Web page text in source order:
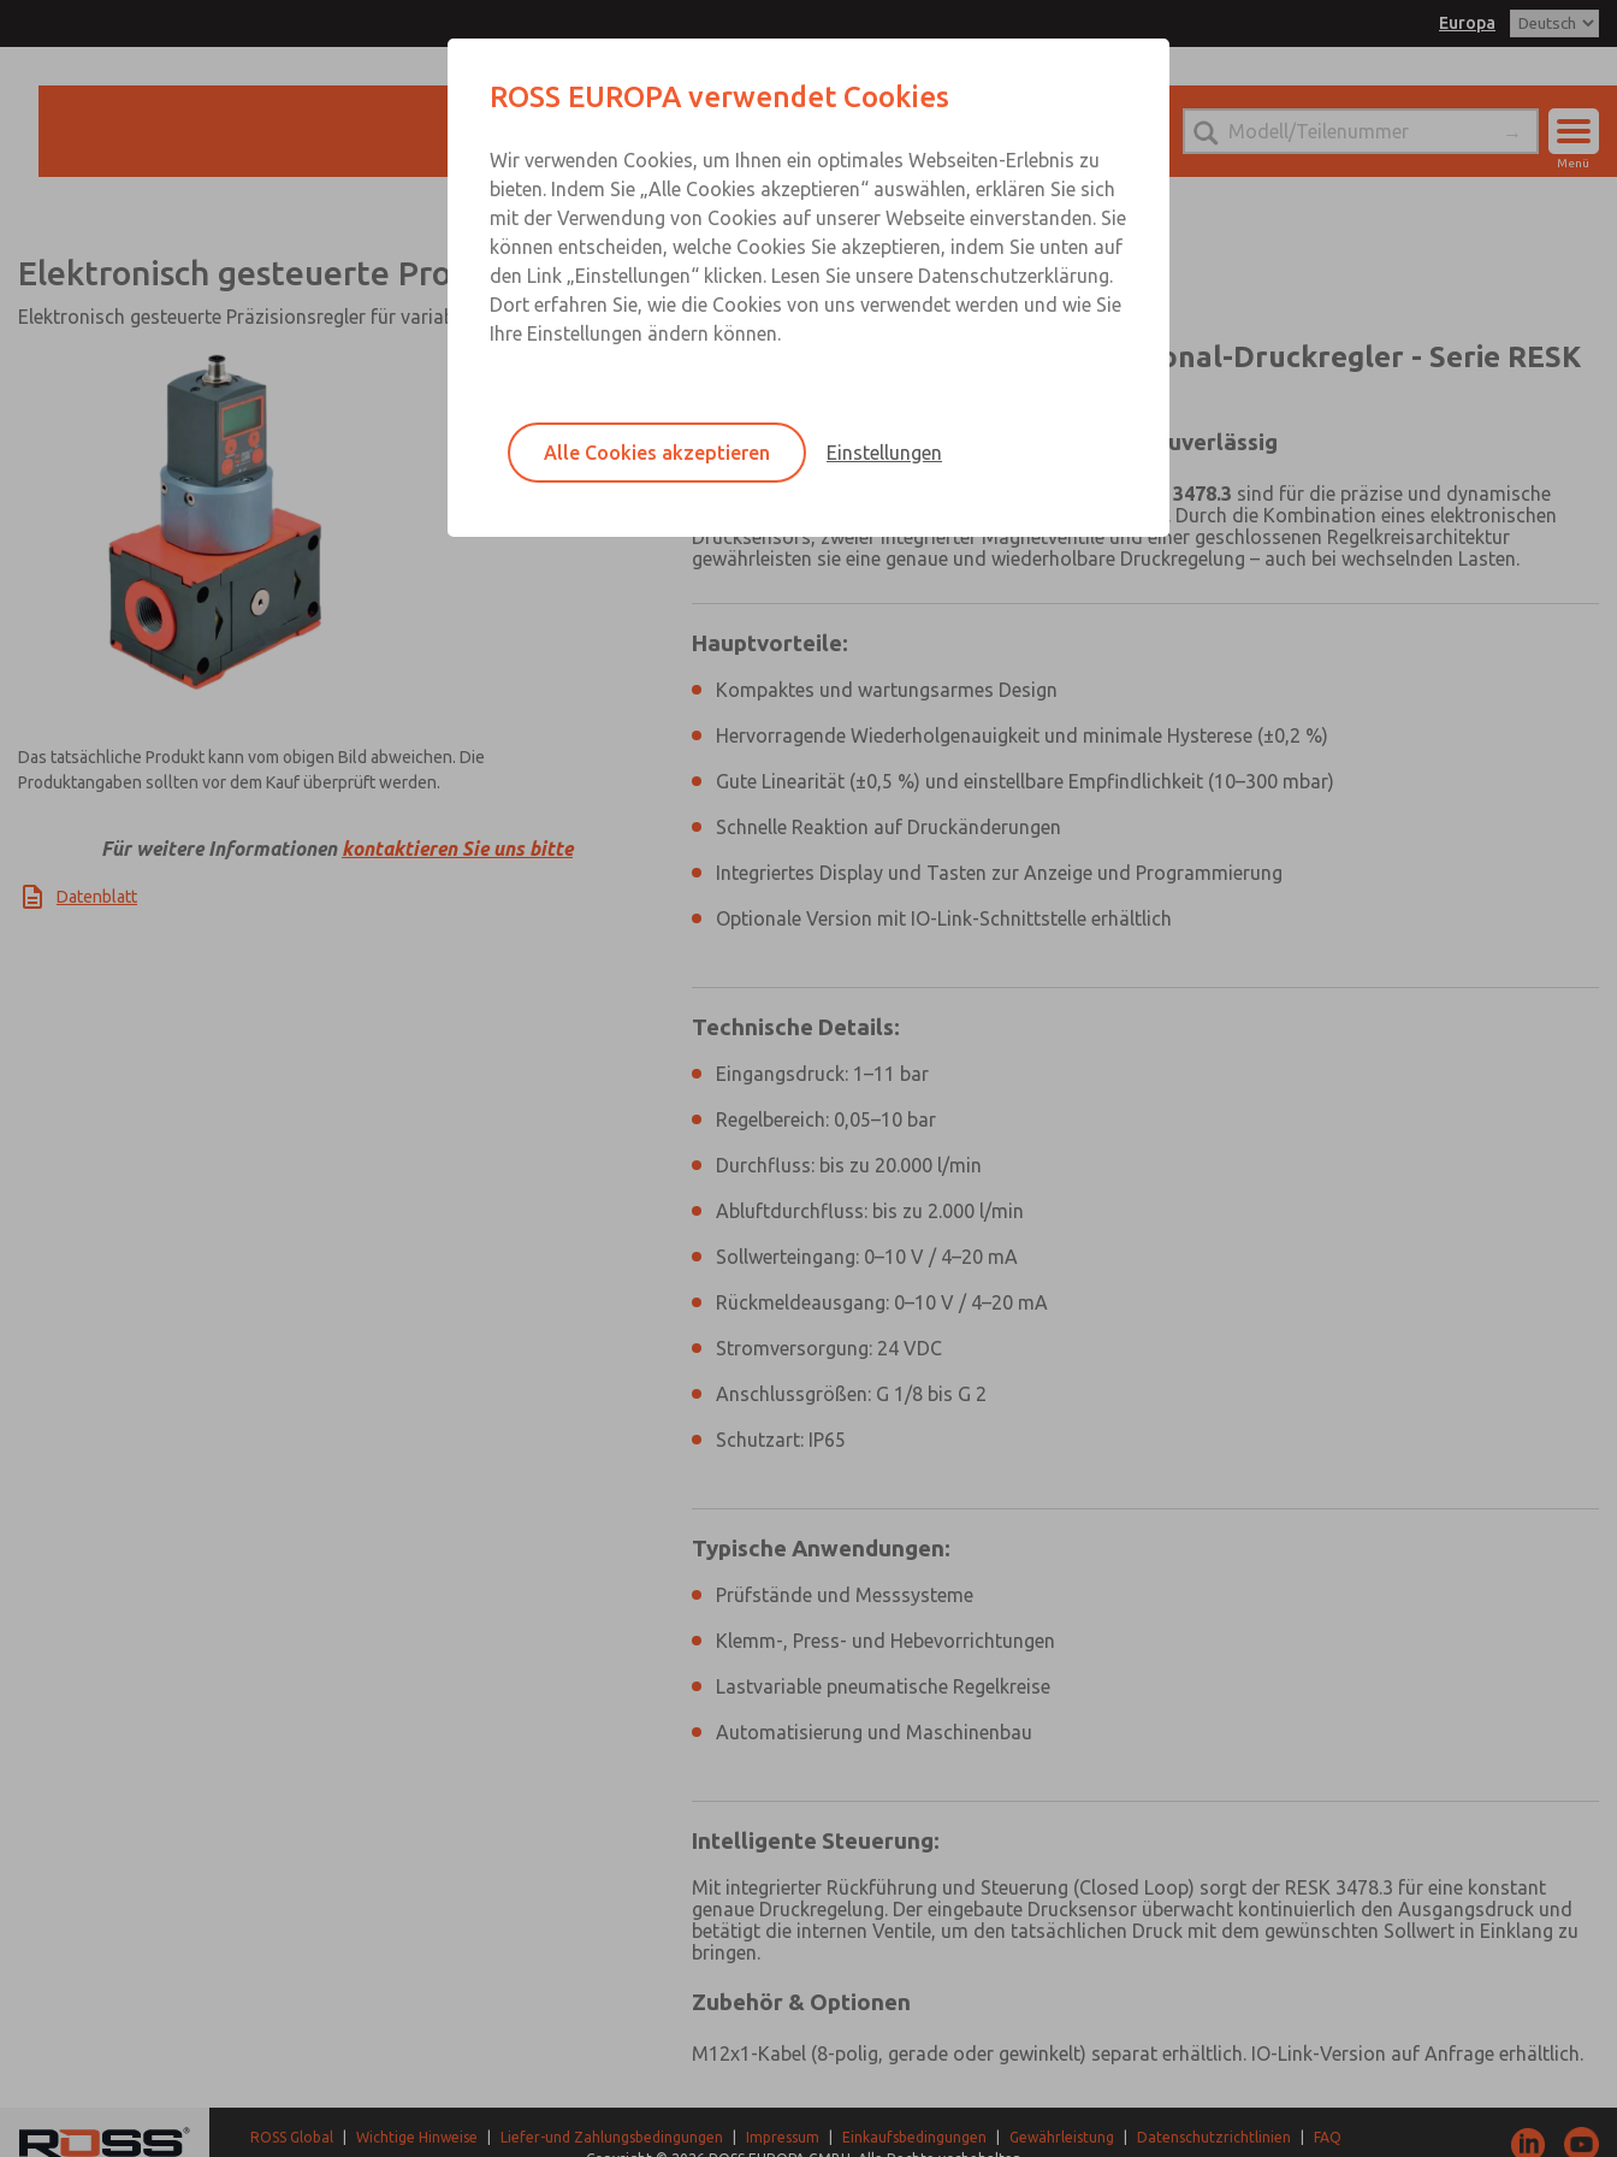
Europa
Menü
Elektronisch gesteuerte Proportionaldruckregler
Elektronisch gesteuerte Präzisionsregler für variable Druckanwendungen
Das tatsächliche Produkt kann vom obigen Bild abweichen. Die
Produktangaben sollten vor dem Kauf überprüft werden.
Für weitere Informationen kontaktieren Sie uns bitte
Datenblatt
Elektronisch gesteuerte Proportional-Druckregler - Serie RESK
Präzise Druckregelung – digital, dynamisch, zuverlässig
ROSS Proportional-Druckregler der Serie RESK 3478.3 sind für die präzise und dynamische
Druckregelung in automatisierten Prozessen konzipiert. Durch die Kombination eines elektronischen
Drucksensors, zweier integrierter Magnetventile und einer geschlossenen Regelkreisarchitektur
gewährleisten sie eine genaue und wiederholbare Druckregelung – auch bei wechselnden Lasten.
Hauptvorteile:
Kompaktes und wartungsarmes Design
Hervorragende Wiederholgenauigkeit und minimale Hysterese (±0,2 %)
Gute Linearität (±0,5 %) und einstellbare Empfindlichkeit (10–300 mbar)
Schnelle Reaktion auf Druckänderungen
Integriertes Display und Tasten zur Anzeige und Programmierung
Optionale Version mit IO-Link-Schnittstelle erhältlich
Technische Details:
Eingangsdruck: 1–11 bar
Regelbereich: 0,05–10 bar
Durchfluss: bis zu 20.000 l/min
Abluftdurchfluss: bis zu 2.000 l/min
Sollwerteingang: 0–10 V / 4–20 mA
Rückmeldeausgang: 0–10 V / 4–20 mA
Stromversorgung: 24 VDC
Anschlussgrößen: G 1/8 bis G 2
Schutzart: IP65
Typische Anwendungen:
Prüfstände und Messsysteme
Klemm-, Press- und Hebevorrichtungen
Lastvariable pneumatische Regelkreise
Automatisierung und Maschinenbau
Intelligente Steuerung:
Mit integrierter Rückführung und Steuerung (Closed Loop) sorgt der RESK 3478.3 für eine konstant
genaue Druckregelung. Der eingebaute Drucksensor überwacht kontinuierlich den Ausgangsdruck und
betätigt die internen Ventile, um den tatsächlichen Druck mit dem gewünschten Sollwert in Einklang zu
bringen.
Zubehör & Optionen
M12x1-Kabel (8-polig, gerade oder gewinkelt) separat erhältlich. IO-Link-Version auf Anfrage erhältlich.
Proportionaldruckregler
Informationen
Telefon
Bitte senden Sie mir entsprechend Ihrer Datenschutzerklärung regelmäßig und
von mir angegebenen Daten elektronisch erhoben und gespeichert werden. Meine
Verarbeitung zu.
ROSS Global Wichtige Hinweise Liefer-und Zahlungsbedingungen Impressum Einkaufsbedingungen Gewährleistung Datenschutzrichtlinien
FAQ
ROSS EUROPA verwendet Cookies
Wir verwenden Cookies, um Ihnen ein optimales Webseiten-Erlebnis zu
bieten. Indem Sie „Alle Cookies akzeptieren“ auswählen, erklären Sie sich
mit der Verwendung von Cookies auf unserer Webseite einverstanden. Sie
können entscheiden, welche Cookies Sie akzeptieren, indem Sie unten auf
den Link „Einstellungen“ klicken. Lesen Sie unsere Datenschutzerklärung.
Dort erfahren Sie, wie die Cookies von uns verwendet werden und wie Sie
Ihre Einstellungen ändern können.
Alle Cookies akzeptieren Einstellungen